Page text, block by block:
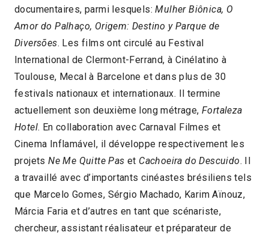
documentaires, parmi lesquels:Mulher Biônica, O
Amor do Palhaço, Origem: Destino y Parque de
Diversões. Les films ont circulé au Festival
International de Clermont-Ferrand, à Cinélatino à
Toulouse, Mecal à Barcelone et dans plus de 30
festivals nationaux et internationaux. Il termine
actuellement son deuxième long métrage, Fortaleza
Hotel. En collaboration avec Carnaval Filmes et
Cinema Inflamável, il développe respectivement les
projetsNe Me Quitte Pas et Cachoeira do Descuido. Il
a travaillé avec d’importants cinéastes brésiliens tels
que Marcelo Gomes, Sérgio Machado, Karim Aïnouz,
Márcia Faria et d’autres en tant que scénariste,
chercheur, assistant réalisateur et préparateur de